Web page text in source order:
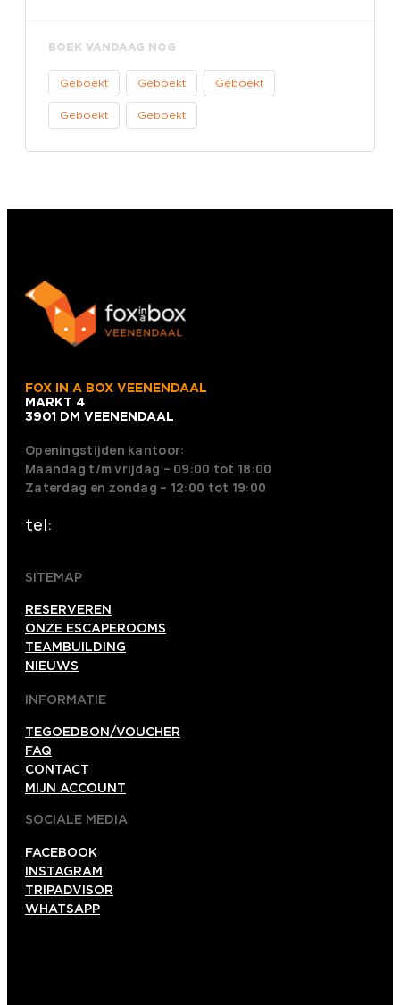
BOEK VANDAAG NOG
Geboekt Geboekt Geboekt
Geboekt Geboekt
FOX IN A BOX VEENENDAAL
MARKT 4
3901 DM VEENENDAAL
Openingstijden kantoor:
Maandag t/m vrijdag – 09:00 tot 18:00
Zaterdag en zondag – 12:00 tot 19:00
tel:
SITEMAP
RESERVEREN
ONZE ESCAPEROOMS
TEAMBUILDING
NIEUWS
INFORMATIE
TEGOEDBON/VOUCHER
FAQ
CONTACT
MIJN ACCOUNT
SOCIALE MEDIA
FACEBOOK
INSTAGRAM
TRIPADVISOR
WHATSAPP